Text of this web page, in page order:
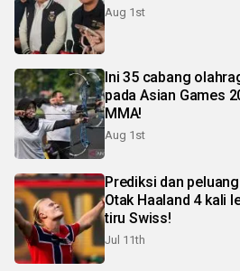
Aug 1st
Ini 35 cabang
pada Asian Games
MMA!
Aug 1st
Prediksi dan
Otak Haaland 4 kali
tiru Swiss!
Jul 11th